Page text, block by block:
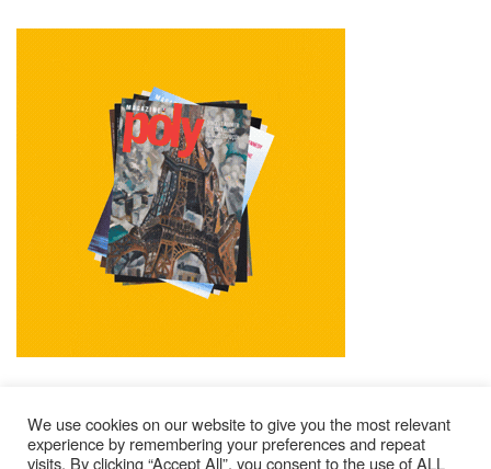
We use cookies on our website to give you the most relevant
experience by remembering your preferences and repeat
visits. By clicking “Accept All”, you consent to the use of ALL